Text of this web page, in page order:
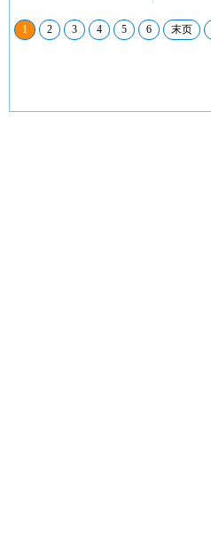
1 2 3 4 5 6 末页